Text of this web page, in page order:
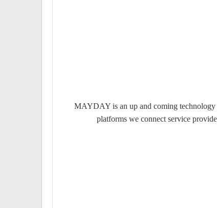
MAYDAY is an up and coming technology
platforms we connect service